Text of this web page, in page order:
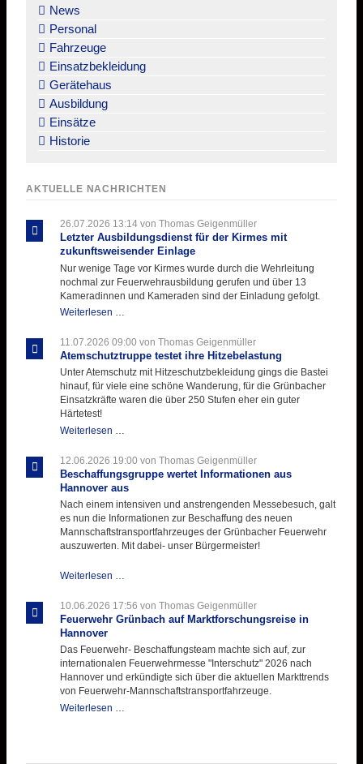
überspringen
News
Personal
Fahrzeuge
Einsatzbekleidung
Gerätehaus
Ausbildung
Einsätze
Historie
AKTUELLE NACHRICHTEN
26.07.2026 13:14von Thomas Geigenmüller
Letzter Ausbildungsdienst für der Kirmes mit
zukunftsweisender Einlage
Nur wenige Tage vor Kirmes wurde durch die Wehrleitung
nochmal zur Feuerwehrausbildung gerufen und über 13
Kameradinnen und Kameraden sind der Einladung gefolgt.
Weiterlesen …
für
der
Kirmes
mit
zukunftsweisender
11.07.2026 09:00 von Thomas Geigenmüller
Atemschutztruppe testet ihre Hitzebelastung
Unter Atemschutz mit Hitzeschutzbekleidung gings die Bastei
hinauf, für viele eine schöne Wanderung, für die Grünbacher
Einsatzkräfte waren die über 250 Stufen eher ein guter
Härtetest!
Weiterlesen …
ihre
Hitzebelastung
12.06.2026 19:00 von Thomas Geigenmüller
Beschaffungsgruppe wertet Informationen aus
Hannover aus
Nach einem intensiven und anstrengenden Messebesuch, galt
es nun die Informationen zur Beschaffung des neuen
Mannschaftstransportfahrzeuges der Grünbacher Feuerwehr
auszuwerten. Mit dabei- unser Bürgermeister!
Weiterlesen …
Informationen
aus
aus
10.06.2026 17:56 von Thomas Geigenmüller
Feuerwehr Grünbach auf Marktforschungsreise in
Hannover
Das Feuerwehr- Beschaffungsteam machte sich auf, zur
internationalen Feuerwehrmesse "Interschutz" 2026 nach
Hannover und erkündigte sich über die aktuellen Markttrends
von Feuerwehr-Mannschaftstransportfahrzeuge.
Weiterlesen …
in